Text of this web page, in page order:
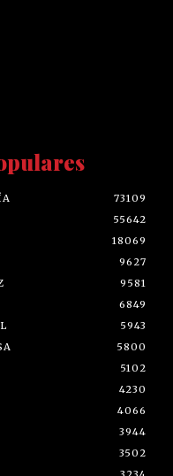
73109
55642
18069
9627
9581
6849
5943
5800
5102
4230
4066
3944
3502